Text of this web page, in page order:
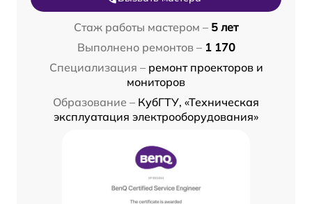
Стаж работы мастером – 5 лет
Выполнено ремонтов – 1 170
Специализация – ремонт проекторов и
мониторов
Образование – КубГТУ, «Техническая
эксплуатация электрооборудования»